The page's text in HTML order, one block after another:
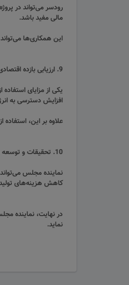
رودسر می‌تواند در
مالی مفید باشد.
این همکاری‌ها
9. ارزیابی بازده اقتصادی و اجتماعی
یکی از مزایای
افزایش دسترسی به
علاوه بر این،
10. تحقیقات و توسعه در حوزه انرژی خورشیدی
نماینده مجلس
کاهش هزینه‌های
در نهایت، نماینده
نماید.